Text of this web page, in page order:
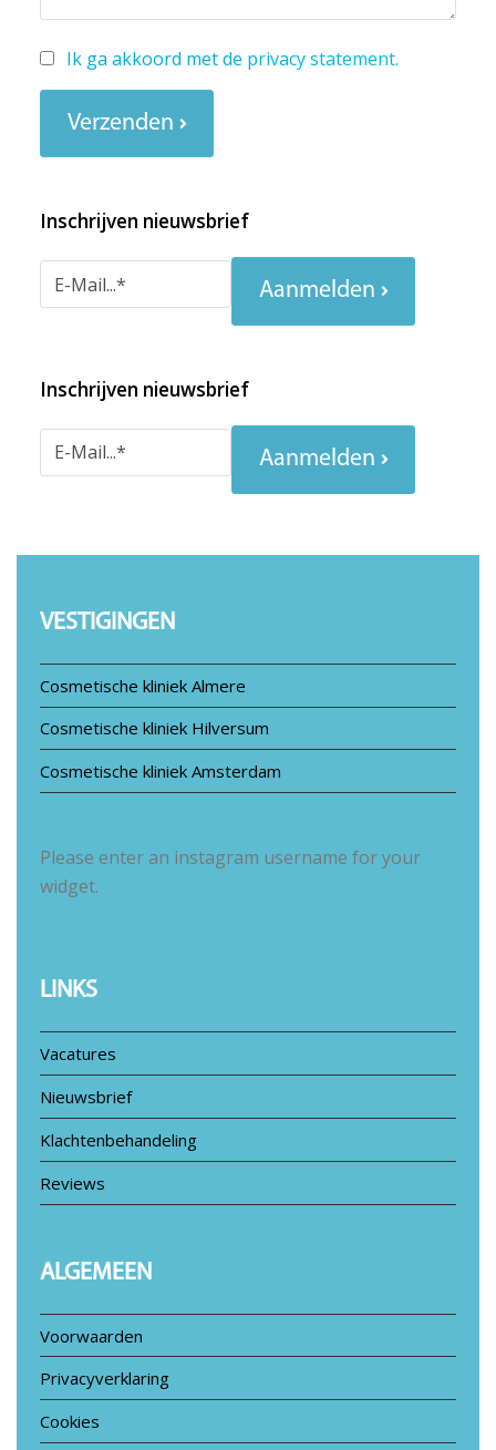
Ik ga akkoord met de privacy statement.
Verzenden
Inschrijven nieuwsbrief
Aanmelden
Inschrijven nieuwsbrief
Aanmelden
VESTIGINGEN
Cosmetische kliniek Almere
Cosmetische kliniek Hilversum
Cosmetische kliniek Amsterdam
Please enter an instagram username for your
widget.
LINKS
Vacatures
Nieuwsbrief
Klachtenbehandeling
Reviews
ALGEMEEN
Voorwaarden
Privacyverklaring
Cookies